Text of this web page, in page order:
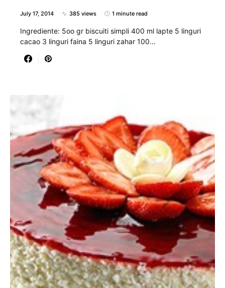
July 17, 2014 385 views 1 minute read
Ingrediente: 5oo gr biscuiti simpli 400 ml lapte 5 linguri
cacao 3 linguri faina 5 linguri zahar 100…